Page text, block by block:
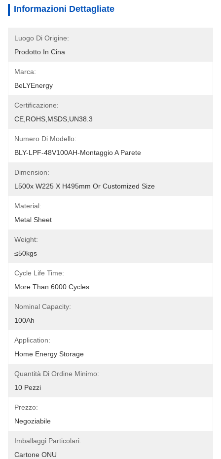
Informazioni Dettagliate
Luogo Di Origine:
Prodotto In Cina
Marca:
BeLYEnergy
Certificazione:
CE,ROHS,MSDS,UN38.3
Numero Di Modello:
BLY-LPF-48V100AH-Montaggio A Parete
Dimension:
L500x W225 X H495mm Or Customized Size
Material:
Metal Sheet
Weight:
≤50kgs
Cycle Life Time:
More Than 6000 Cycles
Nominal Capacity:
100Ah
Application:
Home Energy Storage
Quantità Di Ordine Minimo:
10 Pezzi
Prezzo:
Negoziabile
Imballaggi Particolari:
Cartone ONU